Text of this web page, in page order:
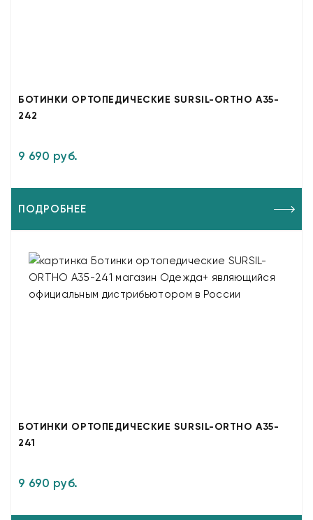
БОТИНКИ ОРТОПЕДИЧЕСКИЕ SURSIL-ORTHO A35-
242
9 690 руб.
ПОДРОБНЕЕ
БОТИНКИ ОРТОПЕДИЧЕСКИЕ SURSIL-ORTHO A35-
241
9 690 руб.